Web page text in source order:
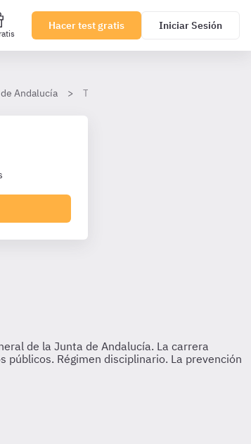
Hacer test gratis Iniciar Sesión
Andalucía Tema 11